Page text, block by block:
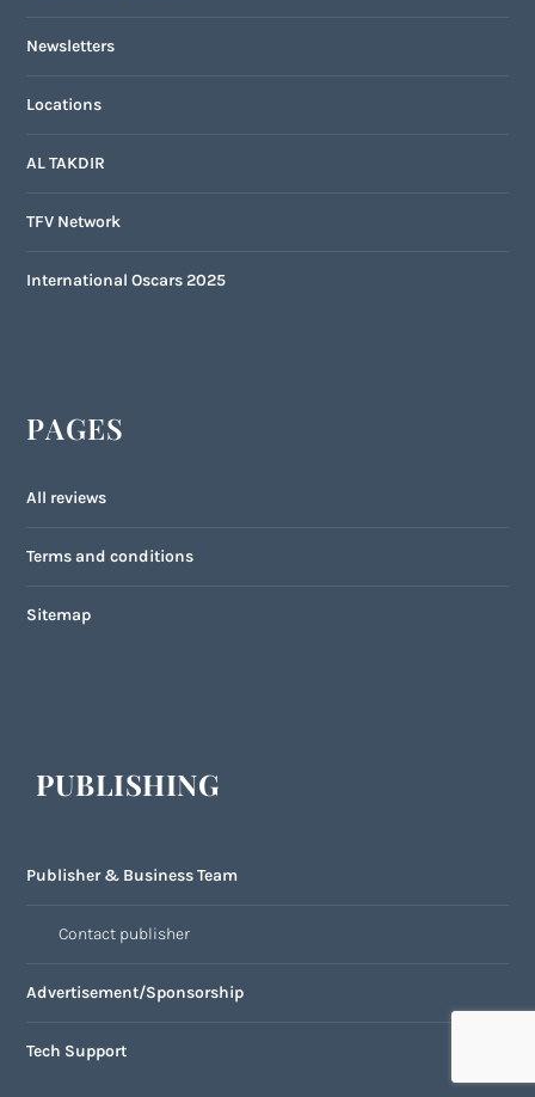
Newsletters
Locations
AL TAKDIR
TFV Network
International Oscars 2025
PAGES
All reviews
Terms and conditions
Sitemap
PUBLISHING
Publisher & Business Team
Contact publisher
Advertisement/Sponsorship
Tech Support